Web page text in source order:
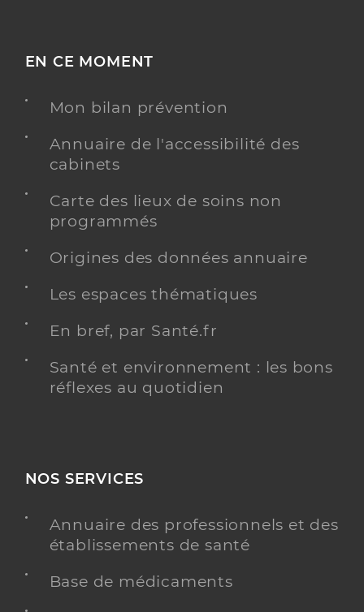
EN CE MOMENT
Mon bilan prévention
Annuaire de l'accessibilité des
cabinets
Carte des lieux de soins non
programmés
Origines des données annuaire
Les espaces thématiques
En bref, par Santé.fr
Santé et environnement : les bons
réflexes au quotidien
NOS SERVICES
Annuaire des professionnels et des
établissements de santé
Base de médicaments